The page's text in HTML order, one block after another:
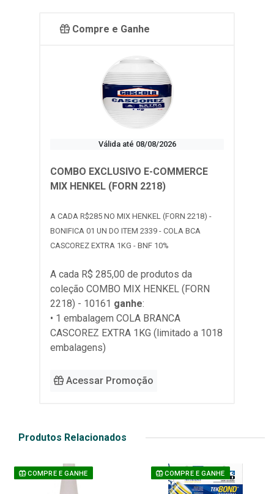
Compre e Ganhe
Válida até 08/08/2026
COMBO EXCLUSIVO E-COMMERCE
MIX HENKEL (FORN 2218)
A CADA R$285 NO MIX HENKEL (FORN 2218) -
BONIFICA 01 UN DO ITEM 2339 - COLA BCA
CASCOREZ EXTRA 1KG - BNF 10%
A cada R$ 285,00 de produtos da
coleção COMBO MIX HENKEL (FORN
2218) - 10161 ganhe:
• 1 embalagem COLA BRANCA
CASCOREZ EXTRA 1KG (limitado a 1018
embalagens)
Acessar Promoção
Produtos Relacionados
COMPRE E GANHE COMPRE E GANHE